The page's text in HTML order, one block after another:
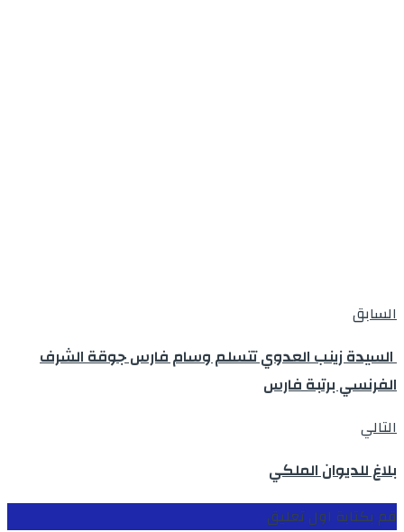
السابق
السيدة زينب العدوي تتسلم وسام فارس جوقة الشرف
الفرنسي برتبة فارس
التالي
بلاغ للديوان الملكي
قم بكتابة اول تعليق